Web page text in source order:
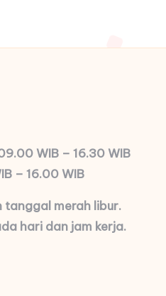
WIB – 16.30 WIB
– 16.00 WIB
tanggal merah libur.
hari dan jam kerja.